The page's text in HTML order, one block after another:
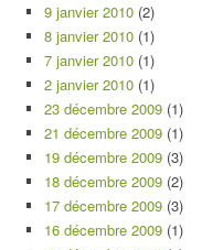
9 janvier 2010 (2)
8 janvier 2010 (1)
7 janvier 2010 (1)
2 janvier 2010 (1)
23 décembre 2009 (1)
21 décembre 2009 (1)
19 décembre 2009 (3)
18 décembre 2009 (2)
17 décembre 2009 (3)
16 décembre 2009 (1)